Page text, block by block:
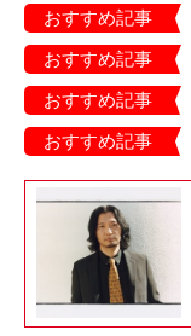
おすすめ記事
おすすめ記事
おすすめ記事
おすすめ記事